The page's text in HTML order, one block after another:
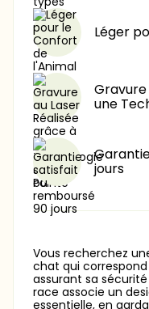
Léger
Gravure
une
jours
Vous recherchez
chat qui
assurant sa
race associe un
essentielle, en